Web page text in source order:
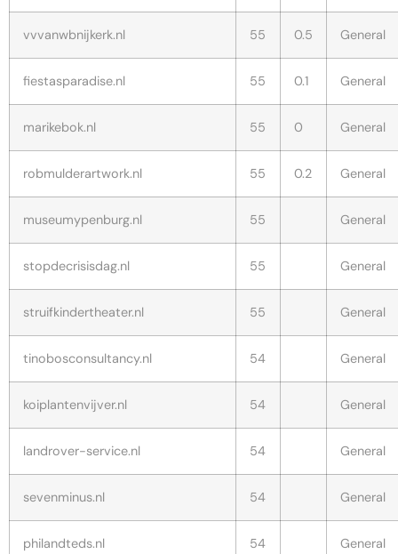
vvvanwbnijkerk.nl 55 0.5 General
fiestasparadise.nl 55 0.1 General
marikebok.nl 55 0 General
robmulderartwork.nl 55 0.2 General
museumypenburg.nl 55 General
stopdecrisisdag.nl 55 General
struifkindertheater.nl 55 General
tinobosconsultancy.nl 54 General
koiplantenvijver.nl 54 General
landrover-service.nl 54 General
sevenminus.nl 54 General
philandteds.nl 54 General